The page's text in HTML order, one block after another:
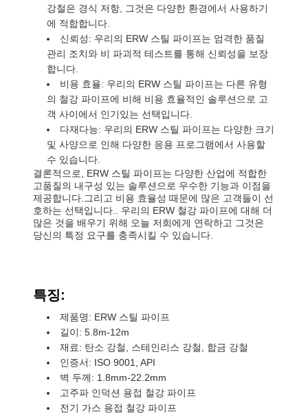
강철은 경식 저항, 그것은 다양한 환경에서 사용하기
에 적합합니다.
신뢰성: 우리의 ERW 스틸 파이프는 엄격한 품질
관리 조치와 비 파괴적 테스트를 통해 신뢰성을 보장
합니다.
비용 효율: 우리의 ERW 스틸 파이프는 다른 유형
의 철강 파이프에 비해 비용 효율적인 솔루션으로 고
객 사이에서 인기있는 선택입니다.
다재다능: 우리의 ERW 스틸 파이프는 다양한 크기
및 사양으로 인해 다양한 응용 프로그램에서 사용할
수 있습니다.
결론적으로, ERW 스틸 파이프는 다양한 산업에 적합한
고품질의 내구성 있는 솔루션으로 우수한 기능과 이점을
제공합니다.그리고 비용 효율성 때문에 많은 고객들이 선
호하는 선택입니다.. 우리의 ERW 철강 파이프에 대해 더
많은 것을 배우기 위해 오늘 저희에게 연락하고 그것은
당신의 특정 요구를 충족시킬 수 있습니다.
특징:
제품명: ERW 스틸 파이프
길이: 5.8m-12m
재료: 탄소 강철, 스테인리스 강철, 합금 강철
인증서: ISO 9001, API
벽 두께: 1.8mm-22.2mm
고주파 인덕션 용접 철강 파이프
전기 가스 용접 철강 파이프